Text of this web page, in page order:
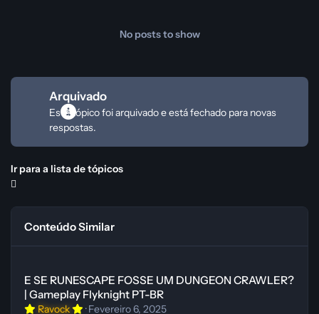
No posts to show
Arquivado
Este tópico foi arquivado e está fechado para novas
respostas.
Ir para a lista de tópicos
Conteúdo Similar
E SE RUNESCAPE FOSSE UM DUNGEON CRAWLER?
| Gameplay Flyknight PT-BR
Ravock ·Fevereiro 6, 2025